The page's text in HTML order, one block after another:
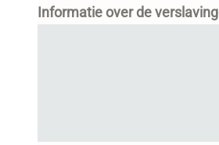
Informatie over de verslaving